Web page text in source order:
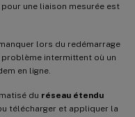
pour une liaison mesurée est
lors du redémarrage
problème intermittent où un
en ligne.
du réseau étendu
télécharger et appliquer la